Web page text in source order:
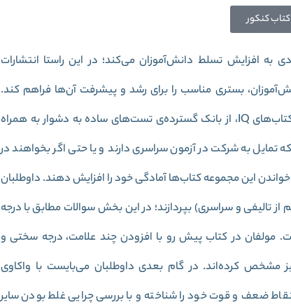
کنکور
افزایش تسلط دانش‌آموزان می‌کند؛ در این راستا انتشارات
بستری مناسب را برای رشد و پیشرفت آن‌ها فراهم کند.
دانش‌آموزان مقاطع تحصیلی مختلف با استفاده از مجموعه‌ کتاب‌های IQ، از بانک گسترده‌ی تست‌های ساده به دشوار به همراه
تمایل به شرکت در آزمون سراسری دارند و یا حتی اگر بخواهند در
این مجموعه کتاب‌ها آمادگی خود را افزایش دهند. داوطلبان
تالیفی و سراسری) بپردازند؛ در این بخش سوالات مطابق با درجه
در کتاب پیش رو با افزودن چند علامت، درجه سختی و
کرده‌اند. در گام بعدی داوطلبان می‌بایست با واکاوی
ضعف و قوت خود را شناخته و با بررسی چرایی غلط بودن سایر